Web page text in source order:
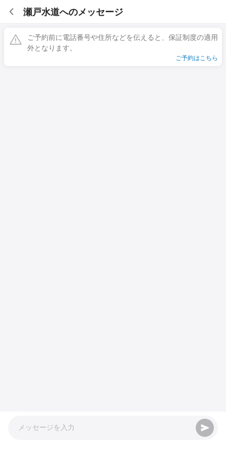
瀬戸水道へのメッセージ
ご予約前に電話番号や住所などを伝えると、保証制度の適用
外となります。
ご予約はこちら